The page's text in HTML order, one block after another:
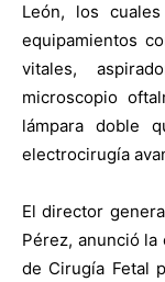
León, los
equipamientos
vitales,
microscopio
lámpara doble
electrocirugía
El director
Pérez, anunció la
de Cirugía Fetal